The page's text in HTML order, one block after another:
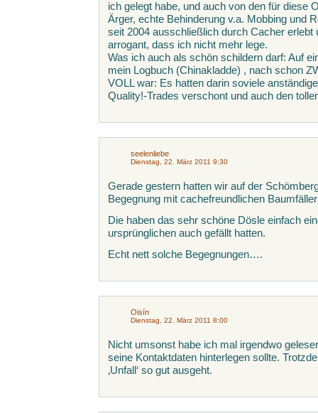
ich gelegt habe, und auch von den für diese
Ärger, echte Behinderung v.a. Mobbing und
seit 2004 ausschließlich durch Cacher
arrogant, dass ich nicht mehr lege.
Was ich auch als schön schildern darf: Auf
mein Logbuch (Chinakladde) , nach schon
VOLL war: Es hatten darin soviele
Quality!-Trades verschont und auch den
seelenliebe
Dienstag, 22. März 2011 9:30
Gerade gestern hatten wir auf der
Begegnung mit cachefreundlichen
Die haben das sehr schöne Dösle einfach
ursprünglichen auch gefällt hatten.
Echt nett solche Begegnungen….
Oisín
Dienstag, 22. März 2011 8:00
Nicht umsonst habe ich mal irgendwo
seine Kontaktdaten hinterlegen sollte.
‚Unfall‘ so gut ausgeht.